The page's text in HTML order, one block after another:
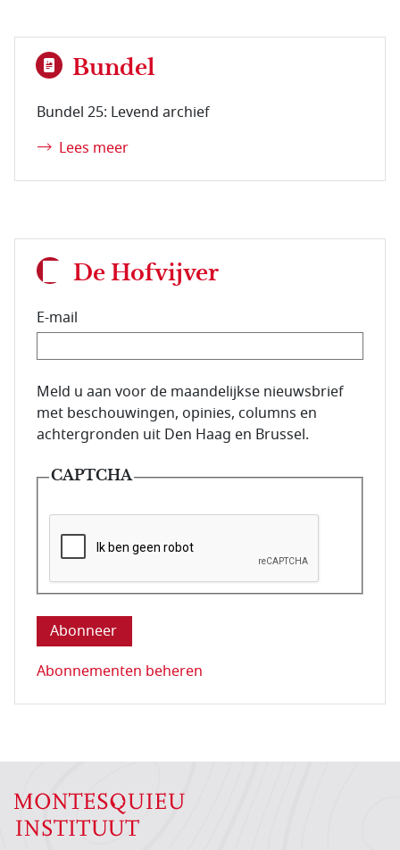
Bundel
Bundel 25: Levend archief
Lees meer
De Hofvijver
E-mail
E-mailadres van de abonnee.
Meld u aan voor de maandelijkse nieuwsbrief
met beschouwingen, opinies, columns en
achtergronden uit Den Haag en Brussel.
CAPTCHA
Deze vraag is om te controleren dat u een mens
Abonnementen beheren